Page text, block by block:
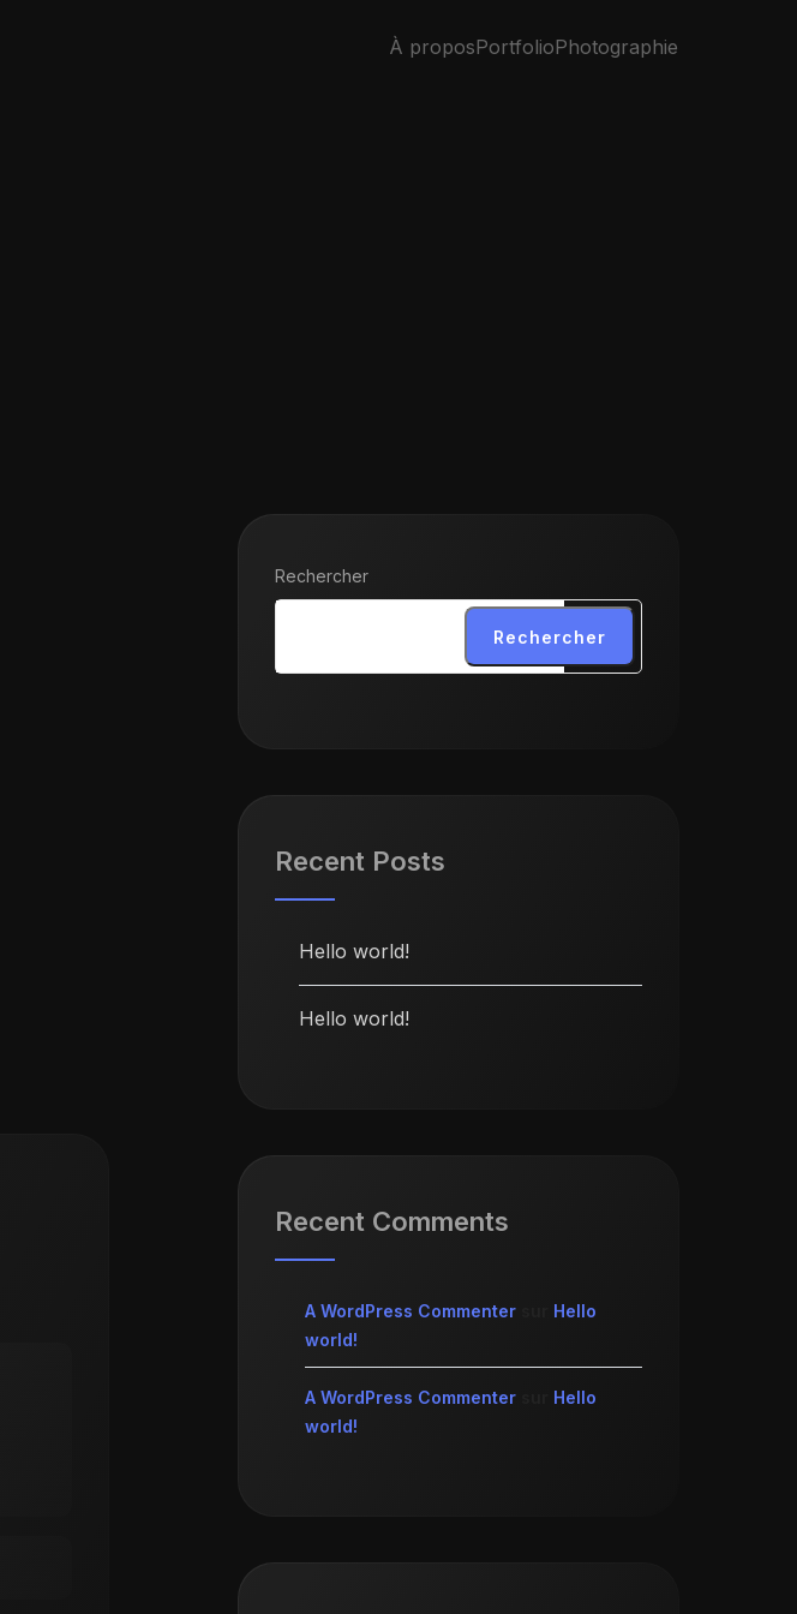
À proposPortfolioPhotographie
Rechercher
Rechercher
Recent Posts
Hello world!
Hello world!
Recent Comments
A WordPress Commenter
Hello
world!
A WordPress Commenter
Hello
world!